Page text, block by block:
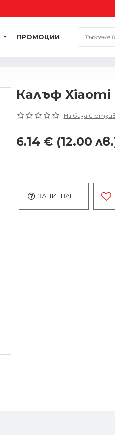
ПРОМОЦИИ
Калъф Xiaomi
На база 0
6.14 € (12.00
ЗАПИТВАНЕ